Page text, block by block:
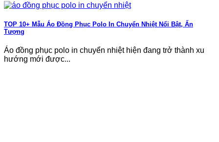
TOP 10+ Mẫu Áo Đồng Phục Polo In Chuyển Nhiệt Nổi Bật, Ấn
Tượng
Áo đồng phục polo in chuyển nhiệt hiện đang trở thành xu
hướng mới được...